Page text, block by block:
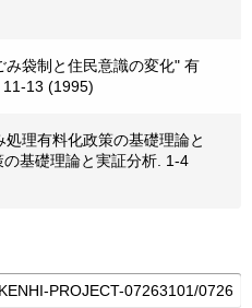
袋制と住民意識の変化" 有
11-13 (1995)
理有料化政策の基礎理論と
基礎理論と実証分析. 1-4